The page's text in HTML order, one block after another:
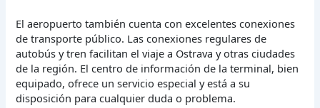
El aeropuerto también cuenta con excelentes conexiones
de transporte público. Las conexiones regulares de
autobús y tren facilitan el viaje a Ostrava y otras ciudades
de la región. El centro de información de la terminal, bien
equipado, ofrece un servicio especial y está a su
disposición para cualquier duda o problema.